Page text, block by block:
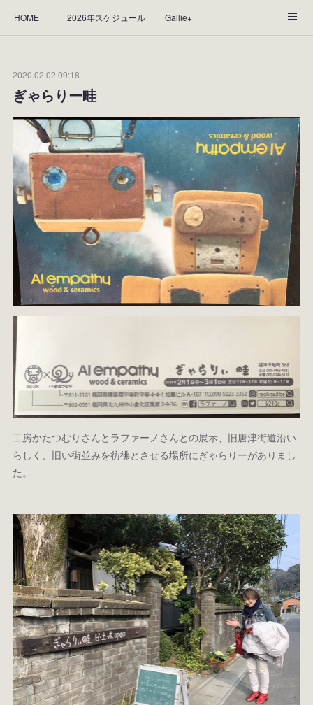
HOME 2026年スケジュール Gallie+
CGArt作品って？
“Kasane Style Art”って？ Yorie's Tapestry Yorie's Goods
ショップ 作品のレンタルについて 2025年足跡
2024年 の足跡 2023*足跡 2022年の足あと
2021あしあと 2020年あしあと 2019年足あと
2018年あしあと
2020.02.02 09:18
ぎゃらりー畦
工房かたつむりさんとラファーノさんとの展示、旧唐津街道沿い
らしく、旧い街並みを彷彿とさせる場所にぎゃらりーがありまし
た。